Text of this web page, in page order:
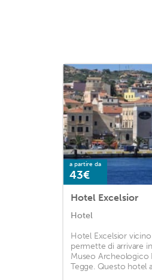
a partire da
43€
Hotel Excelsior
Hotel
Hotel Excelsior vicino
permette di arrivare
Museo Archeologico
Tegge. Questo hotel